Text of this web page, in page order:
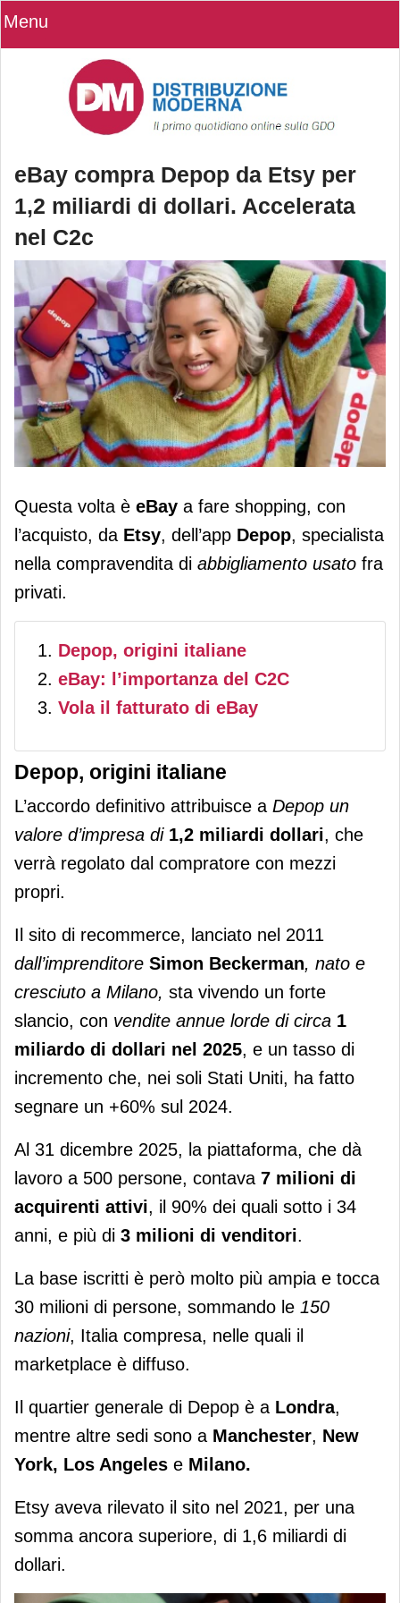
Menu
eBay compra Depop da Etsy per
1,2 miliardi di dollari. Accelerata
nel C2c
eBay compra Depop da Etsy per 1,2
miliardi di dollari. Accelerata nel C2c
Questa volta è eBay a fare shopping, con
l’acquisto, da Etsy, dell’app Depop, specialista
nella compravendita di abbigliamento usato fra
privati.
Depop, origini italiane
eBay: l’importanza del C2C
Vola il fatturato di eBay
Depop, origini italiane
L’accordo definitivo attribuisce a Depop un
valore d’impresa di 1,2 miliardi dollari, che
verrà regolato dal compratore con mezzi
propri.
Il sito di recommerce, lanciato nel 2011
dall’imprenditore Simon Beckerman, nato e
cresciuto a Milano, sta vivendo un forte
slancio, con vendite annue lorde di circa 1
miliardo di dollari nel 2025, e un tasso di
incremento che, nei soli Stati Uniti, ha fatto
segnare un +60% sul 2024.
Al 31 dicembre 2025, la piattaforma, che dà
lavoro a 500 persone, contava 7 milioni di
acquirenti attivi, il 90% dei quali sotto i 34
anni, e più di 3 milioni di venditori.
La base iscritti è però molto più ampia e tocca
30 milioni di persone, sommando le 150
nazioni, Italia compresa, nelle quali il
marketplace è diffuso.
Il quartier generale di Depop è a Londra,
mentre altre sedi sono a Manchester, New
York, Los Angeles e Milano.
Etsy aveva rilevato il sito nel 2021, per una
somma ancora superiore, di 1,6 miliardi di
dollari.